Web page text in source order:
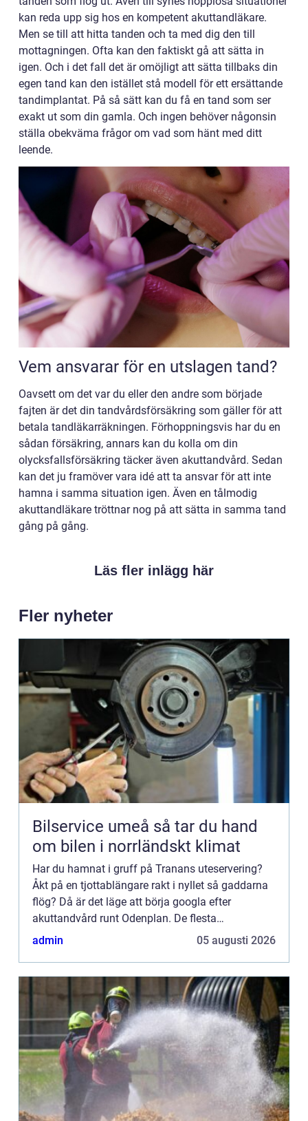
kan reda upp sig hos en kompetent akuttandläkare.
Men se till att hitta tanden och ta med dig den till
mottagningen. Ofta kan den faktiskt gå att sätta in
igen. Och i det fall det är omöjligt att sätta tillbaks din
egen tand kan den istället stå modell för ett ersättande
tandimplantat. På så sätt kan du få en tand som ser
exakt ut som din gamla. Och ingen behöver någonsin
ställa obekväma frågor om vad som hänt med ditt
leende.
Vem ansvarar för en utslagen tand?
Oavsett om det var du eller den andre som började
fajten är det din tandvårdsförsäkring som gäller för att
betala tandläkarräkningen. Förhoppningsvis har du en
sådan försäkring, annars kan du kolla om din
olycksfallsförsäkring täcker även akuttandvård. Sedan
kan det ju framöver vara idé att ta ansvar för att inte
hamna i samma situation igen. Även en tålmodig
akuttandläkare tröttnar nog på att sätta in samma tand
gång på gång.
Läs fler inlägg här
Fler nyheter
Bilservice umeå så tar du hand
om bilen i norrländskt klimat
Har du hamnat i gruff på Tranans uteservering?
Åkt på en tjottablängare rakt i nyllet så gaddarna
flög? Då är det läge att börja googla efter
akuttandvård runt Odenplan. De flesta
tandl&aum...
admin 05 augusti 2026